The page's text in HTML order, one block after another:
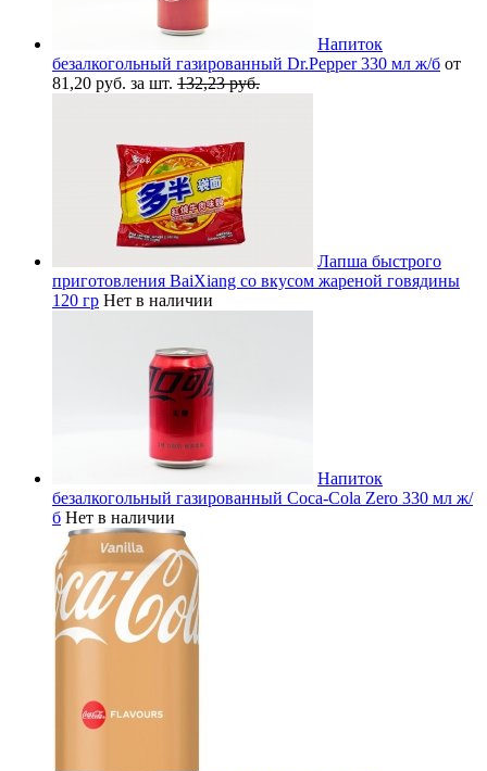
Напиток
безалкогольный газированный Dr.Pepper 330 мл ж/б от
81,20 руб. за шт. 132,23 руб.
Лапша быстрого
приготовления BaiXiang со вкусом жареной говядины
120 гр Нет в наличии
Напиток
безалкогольный газированный Coca-Cola Zero 330 мл ж/
б Нет в наличии